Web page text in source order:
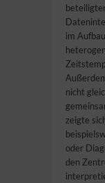
im
nicht
zeigte
oder
den